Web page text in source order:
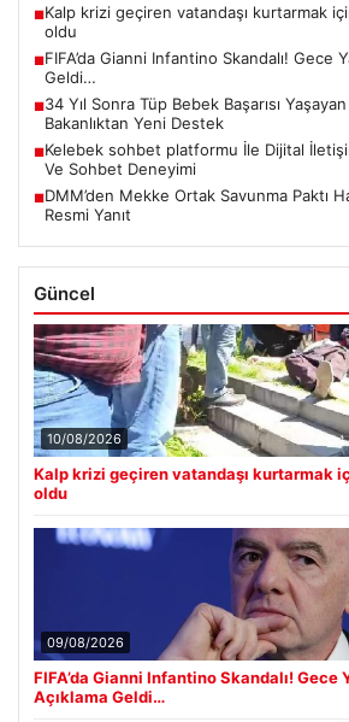
■Kalp krizi geçiren vatandaşı kurtarmak
oldu
■FIFA’da Gianni Infantino Skandalı! Gece
Geldi…
■34 Yıl Sonra Tüp Bebek Başarısı
Bakanlıktan Yeni Destek
■Kelebek sohbet platformu İle Dijital
Ve Sohbet Deneyimi
■DMM’den Mekke Ortak Savunma Paktı
Resmi Yanıt
Güncel
10/08/2026
Kalp krizi geçiren vatandaşı kurtarmak
oldu
09/08/2026
FIFA’da Gianni Infantino Skandalı! Gece
Açıklama Geldi…